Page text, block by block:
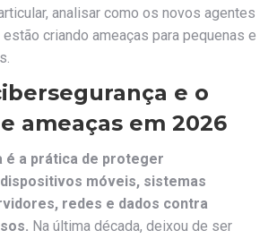
analisar como os novos agentes
criando ameaças para pequenas e
e o
ameaças em 2026
é a prática de proteger
móveis, sistemas
redes e dados contra
Na última década, deixou de ser